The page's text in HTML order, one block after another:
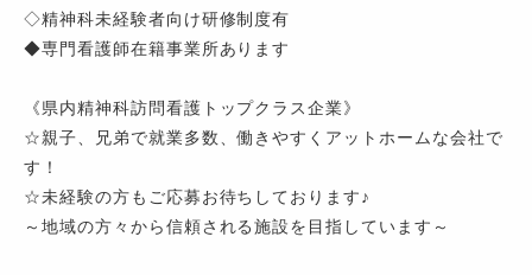
◇精神科未経験者向け研修制度有
◆専門看護師在籍事業所あります
《県内精神科訪問看護トップクラス企業》
☆親子、兄弟で就業多数、働きやすくアットホームな会社で
す！
☆未経験の方もご応募お待ちしております♪
～地域の方々から信頼される施設を目指しています～